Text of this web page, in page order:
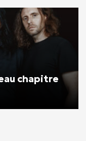
chapitre